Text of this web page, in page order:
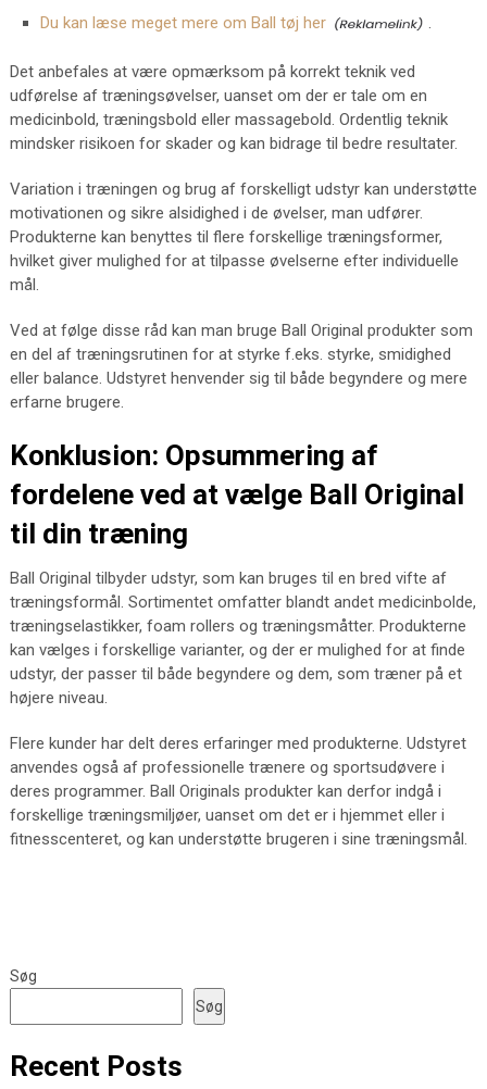
Du kan læse meget mere om Ball tøj her
Det anbefales at være opmærksom på korrekt teknik ved
udførelse af træningsøvelser, uanset om der er tale om en
medicinbold, træningsbold eller massagebold. Ordentlig teknik
mindsker risikoen for skader og kan bidrage til bedre resultater.
Variation i træningen og brug af forskelligt udstyr kan understøtte
motivationen og sikre alsidighed i de øvelser, man udfører.
Produkterne kan benyttes til flere forskellige træningsformer,
hvilket giver mulighed for at tilpasse øvelserne efter individuelle
mål.
Ved at følge disse råd kan man bruge Ball Original produkter som
en del af træningsrutinen for at styrke f.eks. styrke, smidighed
eller balance. Udstyret henvender sig til både begyndere og mere
erfarne brugere.
Konklusion: Opsummering af
fordelene ved at vælge Ball Original
til din træning
Ball Original tilbyder udstyr, som kan bruges til en bred vifte af
træningsformål. Sortimentet omfatter blandt andet medicinbolde,
træningselastikker, foam rollers og træningsmåtter. Produkterne
kan vælges i forskellige varianter, og der er mulighed for at finde
udstyr, der passer til både begyndere og dem, som træner på et
højere niveau.
Flere kunder har delt deres erfaringer med produkterne. Udstyret
anvendes også af professionelle trænere og sportsudøvere i
deres programmer. Ball Originals produkter kan derfor indgå i
forskellige træningsmiljøer, uanset om det er i hjemmet eller i
fitnesscenteret, og kan understøtte brugeren i sine træningsmål.
Søg
Søg
Recent Posts